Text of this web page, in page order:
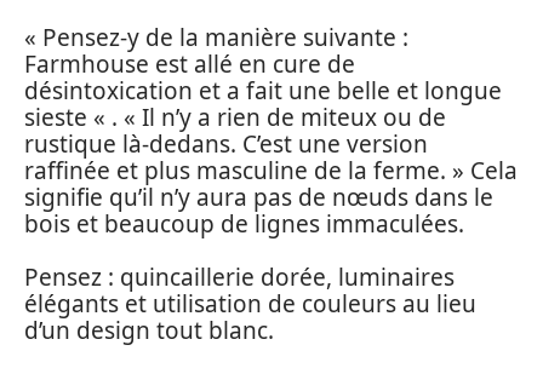
« Pensez-y de la manière suivante :
Farmhouse est allé en cure de
désintoxication et a fait une belle et longue
sieste « . « Il n’y a rien de miteux ou de
rustique là-dedans. C’est une version
raffinée et plus masculine de la ferme. » Cela
signifie qu’il n’y aura pas de nœuds dans le
bois et beaucoup de lignes immaculées.
Pensez : quincaillerie dorée, luminaires
élégants et utilisation de couleurs au lieu
d’un design tout blanc.